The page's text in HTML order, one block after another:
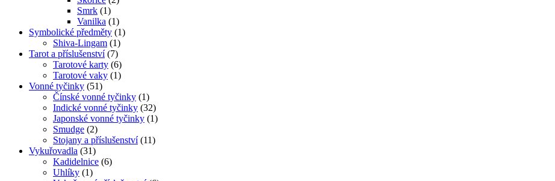
Smrk (1)
Vanilka (1)
Symbolické předměty (1)
Shiva-Lingam (1)
Tarot a příslušenství (7)
Tarotové karty (6)
Tarotové vaky (1)
Vonné tyčinky (51)
Čínské vonné tyčinky (1)
Indické vonné tyčinky (32)
Japonské vonné tyčinky (1)
Smudge (2)
Stojany a příslušenství (11)
Vykuřovadla (31)
Kadidelnice (6)
Uhlíky (1)